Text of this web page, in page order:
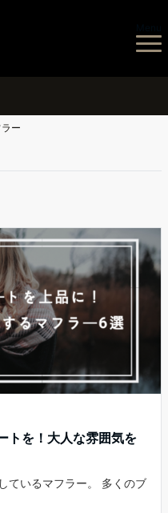
ー
トを！大人な雰囲気を
ているマフラー。 多くのブ